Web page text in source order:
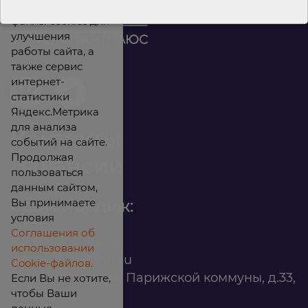
Контакты
Вакансии
Офис продаж:
infomarket@ilan.su
г. Красноярск, ул. Парижской коммуны, д.33,
помещ. 302
файлы cookies для
улучшения
работы сайта, а
также сервис
интернет-
статистики
Яндекс.Метрика
для анализа
событий на сайте.
Продолжая
пользоваться
данным сайтом,
Вы принимаете
условия
Соглашения об
использовании
Cookie-файлов.
Если Вы не хотите,
чтобы Ваши